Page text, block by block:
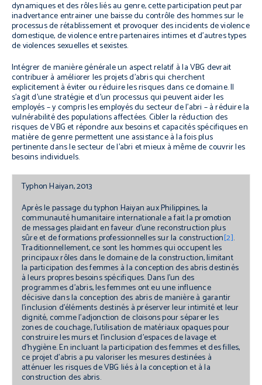
dynamiques et des rôles liés au genre, cette participation peut par
inadvertance entrainer une baisse du contrôle des hommes sur le
processus de rétablissement et provoquer des incidents de violence
domestique, de violence entre partenaires intimes et d’autres types
de violences sexuelles et sexistes.
Intégrer de manière générale un aspect relatif à la VBG devrait
contribuer à améliorer les projets d’abris qui cherchent
explicitement à éviter ou réduire les risques dans ce domaine. Il
s’agit d’une stratégie et d’un processus qui peuvent aider les
employés – y compris les employés du secteur de l’abri – à réduire la
vulnérabilité des populations affectées. Cibler la réduction des
risques de VBG et répondre aux besoins et capacités spécifiques en
matière de genre permettent une assistance à la fois plus
pertinente dans le secteur de l’abri et mieux à même de couvrir les
besoins individuels.
Typhon Haiyan, 2013
Après le passage du typhon Haiyan aux Philippines, la
communauté humanitaire internationale a fait la promotion
de messages plaidant en faveur d’une reconstruction plus
sûre et de formations professionnelles sur la construction[2].
Traditionnellement, ce sont les hommes qui occupent les
principaux rôles dans le domaine de la construction, limitant
la participation des femmes à la conception des abris destinés
à leurs propres besoins spécifiques. Dans l’un des
programmes d’abris, les femmes ont eu une influence
décisive dans la conception des abris de manière à garantir
l’inclusion d’éléments destinés à préserver leur intimité et leur
dignité, comme l’adjonction de cloisons pour séparer les
zones de couchage, l’utilisation de matériaux opaques pour
construire les murs et l’inclusion d’espaces de lavage et
d’hygiène. En incluant la participation des femmes et des filles,
ce projet d’abris a pu valoriser les mesures destinées à
atténuer les risques de VBG liés à la conception et à la
construction des abris.